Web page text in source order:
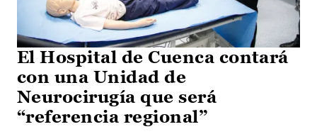
El Hospital de Cuenca contará
con una Unidad de
Neurocirugía que será
“referencia regional”